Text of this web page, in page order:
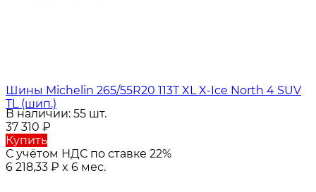
Шины Michelin 265/55R20 113T XL X-Ice North 4 SUV
TL (шип.)
В наличии: 55 шт.
37 310 ₽
Купить
С учётом НДС по ставке 22%
6 218,33 ₽ x 6 мес.